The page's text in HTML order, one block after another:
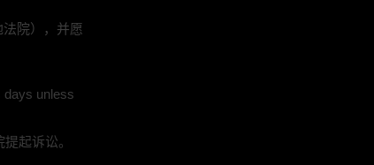
院），并愿
days unless
起诉讼。